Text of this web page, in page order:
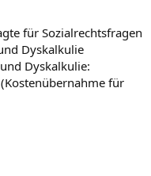
für Sozialrechtsfragen
Dyskalkulie
Dyskalkulie:
für